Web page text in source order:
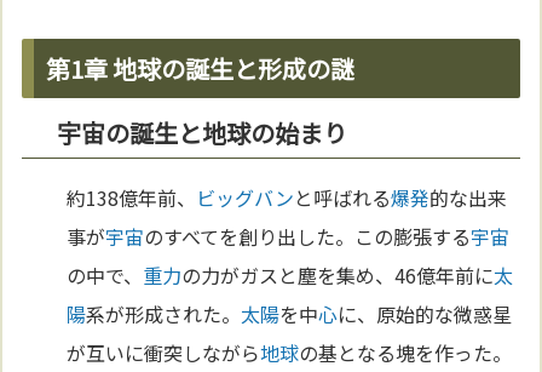
第1章 地球の誕生と形成の謎
宇宙の誕生と地球の始まり
約138億年前、 ビッグバンと呼ばれる爆発的な出来
事が宇宙のすべてを創り出した。この膨張する宇宙
の中で、 重力の力がガスと塵を集め、46億年前に太
陽系が形成された。 太陽を中心に、原始的な微惑星
が互いに衝突しながら地球の基となる塊を作った。